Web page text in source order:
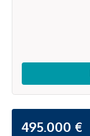
495.000 €